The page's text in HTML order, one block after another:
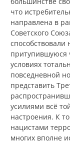
что
направлена в
Советского
способствовали
притупившуюся
условиях
повседневной
представить
усилиями всё
настроения. К
нацистами
многих вполне